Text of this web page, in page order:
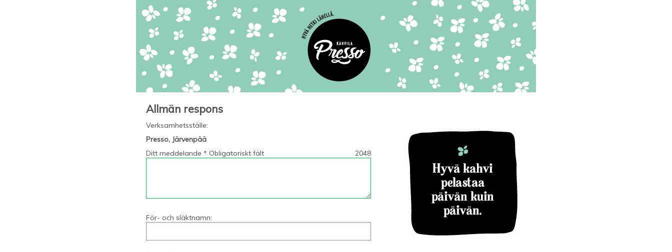
Allmän respons
Verksamhetsställe:
Presso, Järvenpää
Ditt meddelande * Obligatoriskt fält
2048
För- och släktnamn: